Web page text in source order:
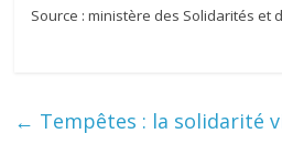
Source : ministère des Solidarités et
← Tempêtes : la solidarité